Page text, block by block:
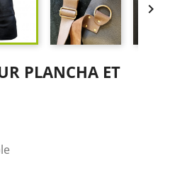

PLANCHA ET